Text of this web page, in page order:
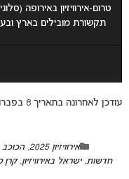
טרום-אירוויזיון באירופה
תקשורת מובילים בארץ
עודכן לאחרונה בתאריך 8 בפברואר 2025 06:52 על ידי
אירוויזיון 2025 , הכוכב הבא 2025 -
חדשות, ישראל באירוויזיון, קרן